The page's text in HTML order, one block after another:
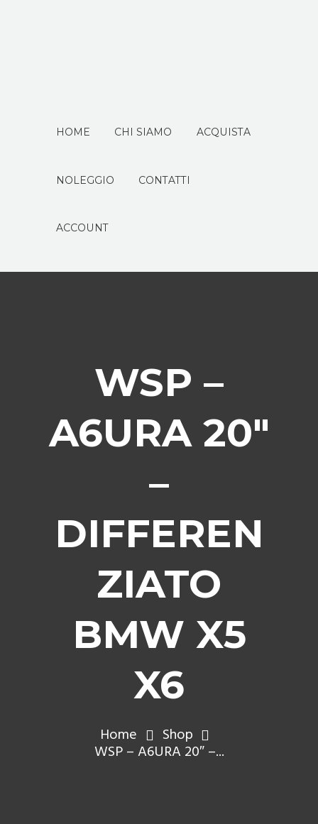
HOME CHI SIAMO ACQUISTA
NOLEGGIO CONTATTI
ACCOUNT
WSP –
A6URA 20″
–
DIFFEREN
ZIATO
BMW X5
X6
Home Shop
WSP – A6URA 20″ –...